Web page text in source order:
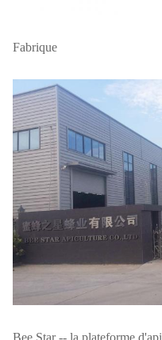
Fabrique
Bee Star -- la plateforme